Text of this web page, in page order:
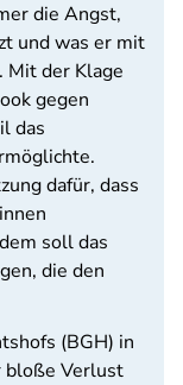
die Angst,
und was er mit
Mit der Klage
gegen
das
dafür, dass
soll das
die den
(BGH) in
bloße Verlust